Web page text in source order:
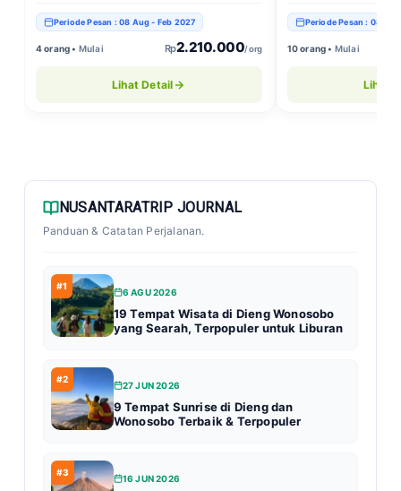
Periode Pesan : 08 Aug - Feb 2027
4 orang • Mulai Rp2.210.000/ org
Lihat Detail
Periode Pesan : 08
10 orang • Mulai
Lihat
NUSANTARATRIP JOURNAL
Panduan & Catatan Perjalanan.
#1
6 AGU 2026
19 Tempat Wisata di Dieng Wonosobo
yang Searah, Terpopuler untuk Liburan
#2
27 JUN 2026
9 Tempat Sunrise di Dieng dan
Wonosobo Terbaik & Terpopuler
#3
16 JUN 2026